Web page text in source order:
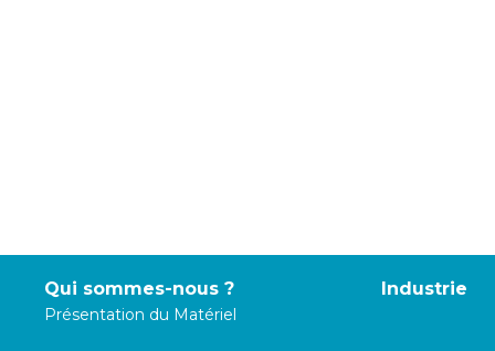
Qui sommes-nous ?
Présentation du Matériel
Industrie